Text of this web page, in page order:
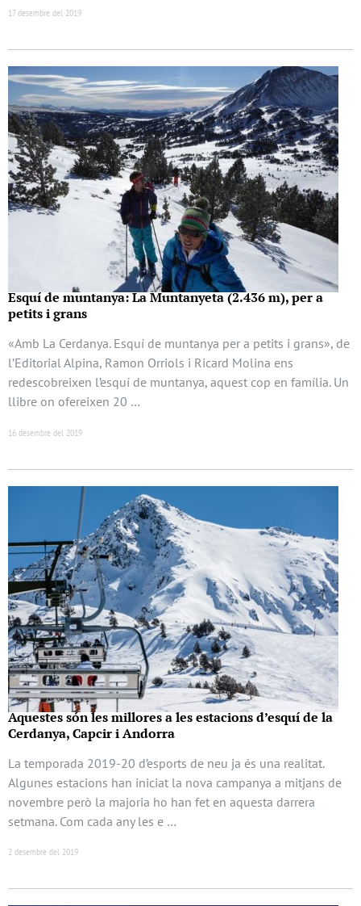
17 desembre del 2019
Esquí de muntanya: La Muntanyeta (2.436 m), per a
petits i grans
«Amb La Cerdanya. Esquí de muntanya per a petits i grans», de
l’Editorial Alpina, Ramon Orriols i Ricard Molina ens
redescobreixen l’esquí de muntanya, aquest cop en família. Un
llibre on ofereixen 20 …
16 desembre del 2019
Aquestes són les millores a les estacions d’esquí de la
Cerdanya, Capcir i Andorra
La temporada 2019-20 d’esports de neu ja és una realitat.
Algunes estacions han iniciat la nova campanya a mitjans de
novembre però la majoria ho han fet en aquesta darrera
setmana. Com cada any les e …
2 desembre del 2019